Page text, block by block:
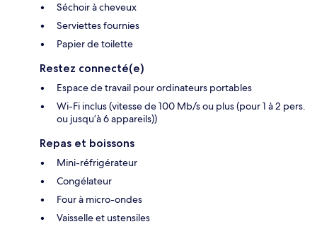
Séchoir à cheveux
Serviettes fournies
Papier de toilette
Restez connecté(e)
Espace de travail pour ordinateurs portables
Wi-Fi inclus (vitesse de 100 Mb/s ou plus (pour 1 à 2 pers.
ou jusqu’à 6 appareils))
Repas et boissons
Mini-réfrigérateur
Congélateur
Four à micro-ondes
Vaisselle et ustensiles